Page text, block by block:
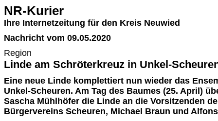
NR-Kurier
Ihre Internetzeitung für den Kreis Neuwied
Nachricht vom 09.05.2020
Region
Linde am Schröterkreuz in Unkel-
Eine neue Linde komplettiert nun wieder das
Unkel-Scheuren. Am Tag des Baumes (25. April)
Sascha Mühlhöfer die Linde an die Vorsitzenden
Bürgervereins Scheuren, Michael Braun und